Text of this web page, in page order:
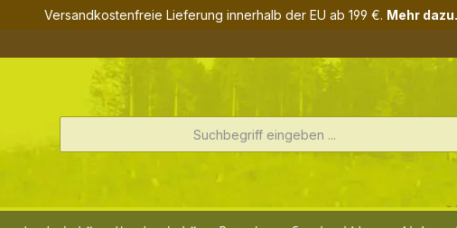
Versandkostenfreie Lieferung innerhalb der EU ab 199 €. Mehr